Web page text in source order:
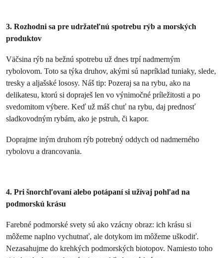
3. Rozhodni sa pre udržateľnú spotrebu rýb a morských
produktov
Väčsina rýb na bežnú spotrebu už dnes trpí nadmerným
rybolovom. Toto sa týka druhov, akými sú napríklad tuniaky, slede,
tresky a aljašské lososy. Náš tip: Pozeraj sa na rybu, ako na
delikatesu, ktorú si dopraješ len vo výnimočné príležitosti a po
svedomitom výbere. Keď už máš chuť na rybu, daj prednosť
sladkovodným rybám, ako je pstruh, či kapor.
Doprajme iným druhom rýb potrebný oddych od nadmerného
rybolovu a drancovania.
4. Pri šnorchľovaní alebo potápaní si užívaj pohľad na
podmorskú krásu
Farebné podmorské svety sú ako vzácny obraz: ich krásu si
môžeme naplno vychutnať, ale dotykom im môžeme uškodiť.
Nezasahujme do krehkých podmorských biotopov. Namiesto toho